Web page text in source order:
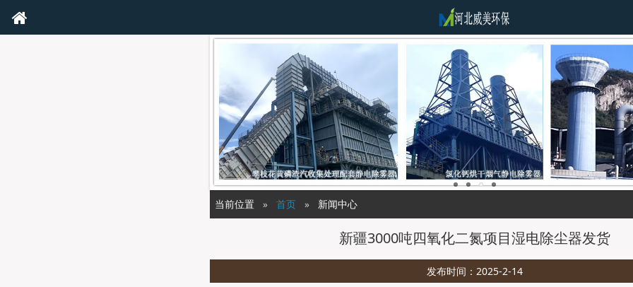
当前位置 首页 新闻中心
新疆3000吨四氧化二氮项目湿电除尘器发货
发布时间：2025-2-14